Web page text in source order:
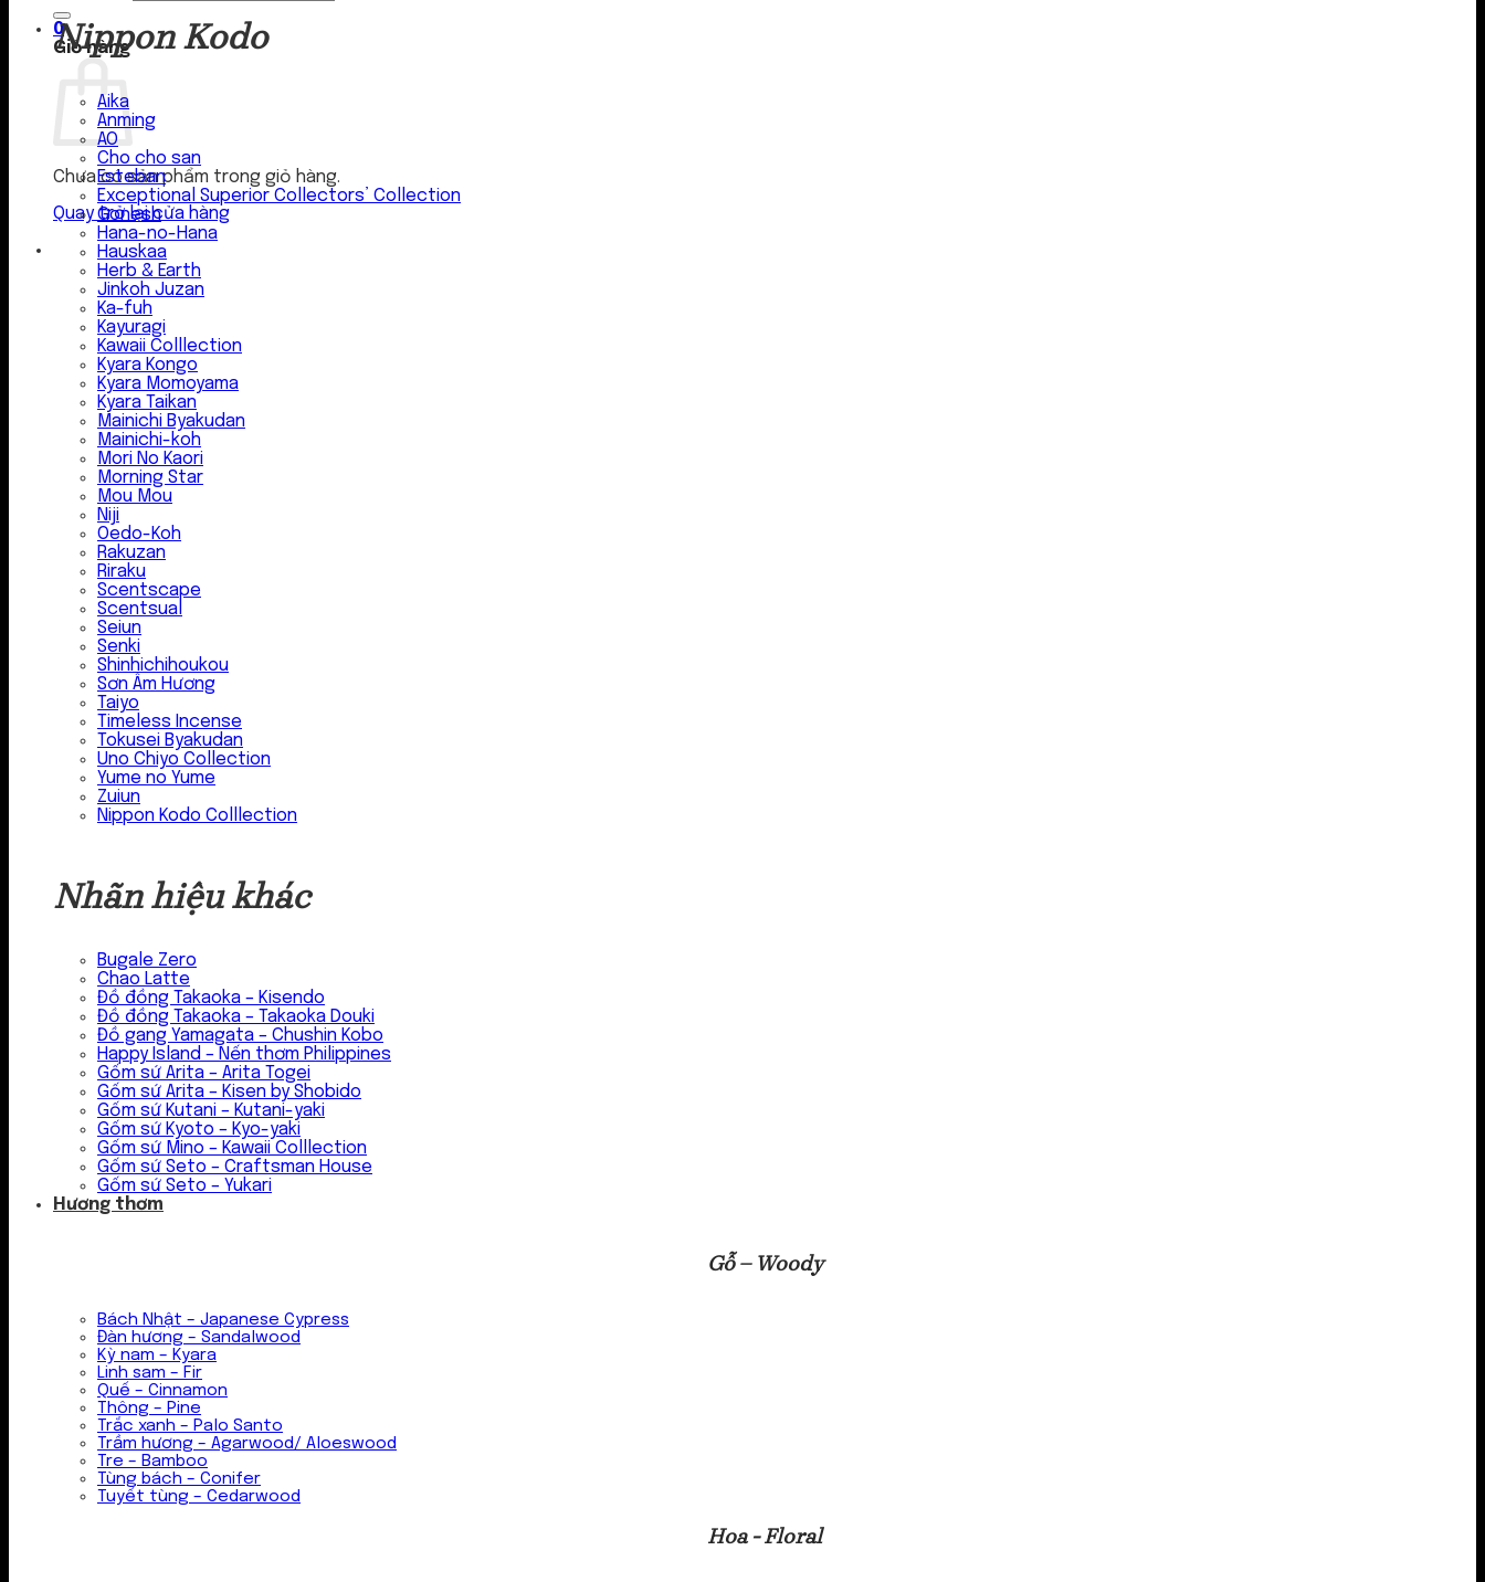
0
Giỏ hàng
Chưa có sản phẩm trong giỏ hàng.
Quay trở lại cửa hàng
Nippon Kodo
Aika
Anming
AO
Cho cho san
Esteban
Exceptional Superior Collectors’ Collection
Gonesh
Hana-no-Hana
Hauskaa
Herb & Earth
Jinkoh Juzan
Ka-fuh
Kayuragi
Kawaii Colllection
Kyara Kongo
Kyara Momoyama
Kyara Taikan
Mainichi Byakudan
Mainichi-koh
Mori No Kaori
Morning Star
Mou Mou
Niji
Oedo-Koh
Rakuzan
Riraku
Scentscape
Scentsual
Seiun
Senki
Shinhichihoukou
Sơn Âm Hương
Taiyo
Timeless Incense
Tokusei Byakudan
Uno Chiyo Collection
Yume no Yume
Zuiun
Nippon Kodo Colllection
Nhãn hiệu khác
Bugale Zero
Chao Latte
Đồ đồng Takaoka – Kisendo
Đồ đồng Takaoka – Takaoka Douki
Đồ gang Yamagata – Chushin Kobo
Happy Island – Nến thơm Philippines
Gốm sứ Arita – Arita Togei
Gốm sứ Arita – Kisen by Shobido
Gốm sứ Kutani – Kutani-yaki
Gốm sứ Kyoto – Kyo-yaki
Gốm sứ Mino – Kawaii Colllection
Gốm sứ Seto – Craftsman House
Gốm sứ Seto – Yukari
Hương thơm
Gỗ – Woody
Bách Nhật – Japanese Cypress
Đàn hương – Sandalwood
Kỳ nam – Kyara
Linh sam – Fir
Quế – Cinnamon
Thông – Pine
Trắc xanh – Palo Santo
Trầm hương – Agarwood/ Aloeswood
Tre – Bamboo
Tùng bách – Conifer
Tuyết tùng – Cedarwood
Hoa - Floral